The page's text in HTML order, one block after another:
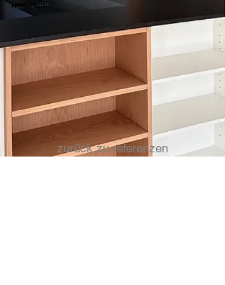
zurück zu referenzen